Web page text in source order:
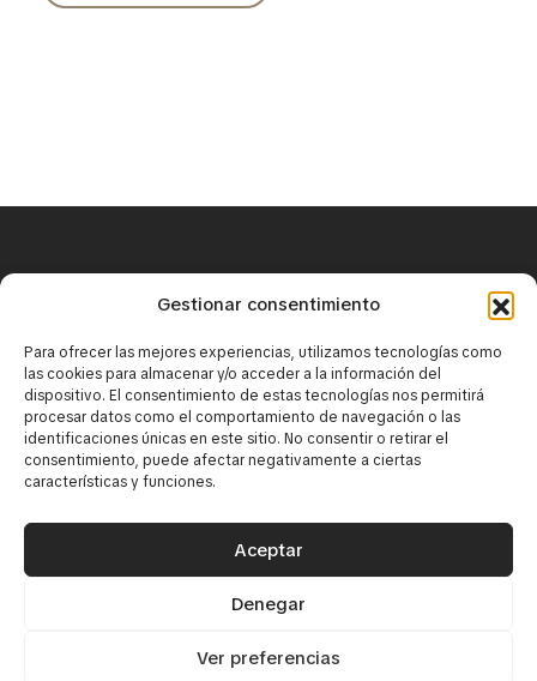
Gestionar consentimiento
Para ofrecer las mejores experiencias, utilizamos tecnologías como
las cookies para almacenar y/o acceder a la información del
dispositivo. El consentimiento de estas tecnologías nos permitirá
procesar datos como el comportamiento de navegación o las
identificaciones únicas en este sitio. No consentir o retirar el
consentimiento, puede afectar negativamente a ciertas
características y funciones.
Aceptar
Denegar
Ver preferencias
+34 671 25 18 43
contact@mirbaskov.com
Политика конфиденциальности